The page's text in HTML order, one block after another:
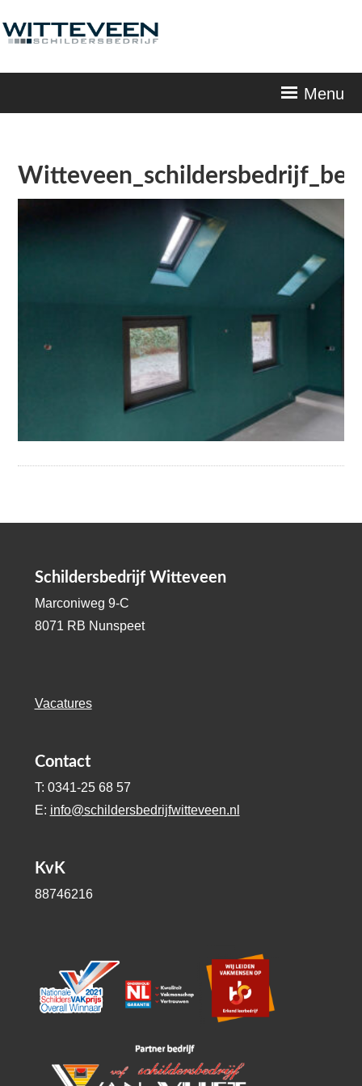
Menu
Schildersbedrijf Witteveen
Marconiweg 9-C
8071 RB Nunspeet
Vacatures
Contact
T: 0341-25 68 57
E: info@schildersbedrijfwitteveen.nl
KvK
88746216